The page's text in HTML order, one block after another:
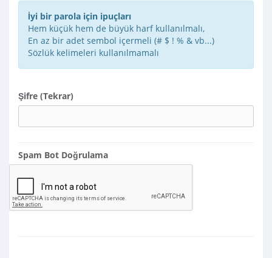
Şifre Güvenliği: Şifrenizi Giriniz
İyi bir parola için ipuçları
Hem küçük hem de büyük harf kullanılmalı,
En az bir adet sembol içermeli (# $ ! % & vb...)
Sözlük kelimeleri kullanılmamalı
Şifre (Tekrar)
Spam Bot Doğrulama